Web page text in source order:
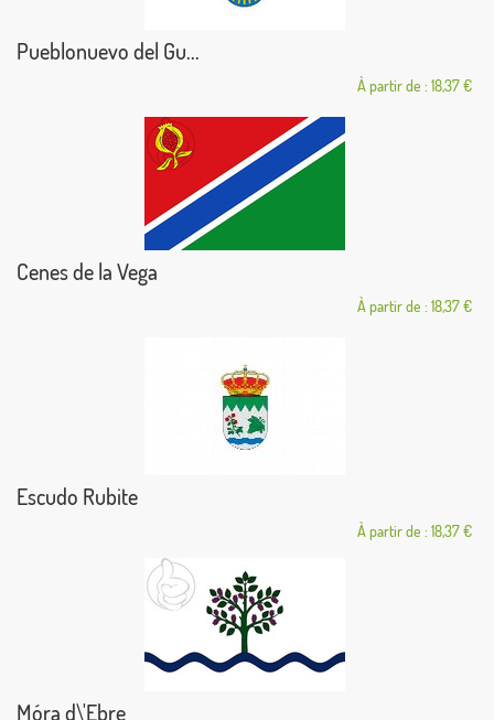
Pueblonuevo del Gu...
À partir de : 18,37 €
Cenes de la Vega
À partir de : 18,37 €
Escudo Rubite
À partir de : 18,37 €
Móra d\'Ebre